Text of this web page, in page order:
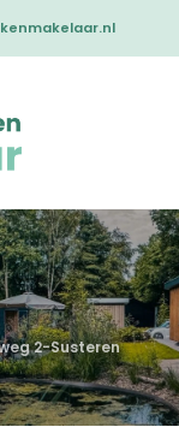
2-Susteren